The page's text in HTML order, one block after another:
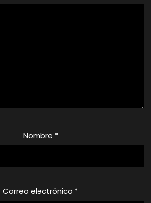
Nombre *
Correo electrónico *